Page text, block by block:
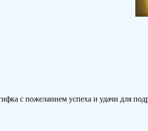
с пожеланием успеха и удачи для